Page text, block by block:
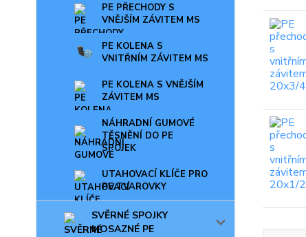
PE PŘECHODY S
VNĚJŠÍM ZÁVITEM MS
PE KOLENA S
VNITŘNÍM ZÁVITEM MS
PE KOLENA S VNĚJŠÍM
ZÁVITEM MS
NÁHRADNÍ GUMOVÉ
TĚSNĚNÍ DO PE
SPOJEK
UTAHOVACÍ KLÍČE PRO
PE TVAROVKY
SVĚRNÉ SPOJKY
MOSAZNÉ PE